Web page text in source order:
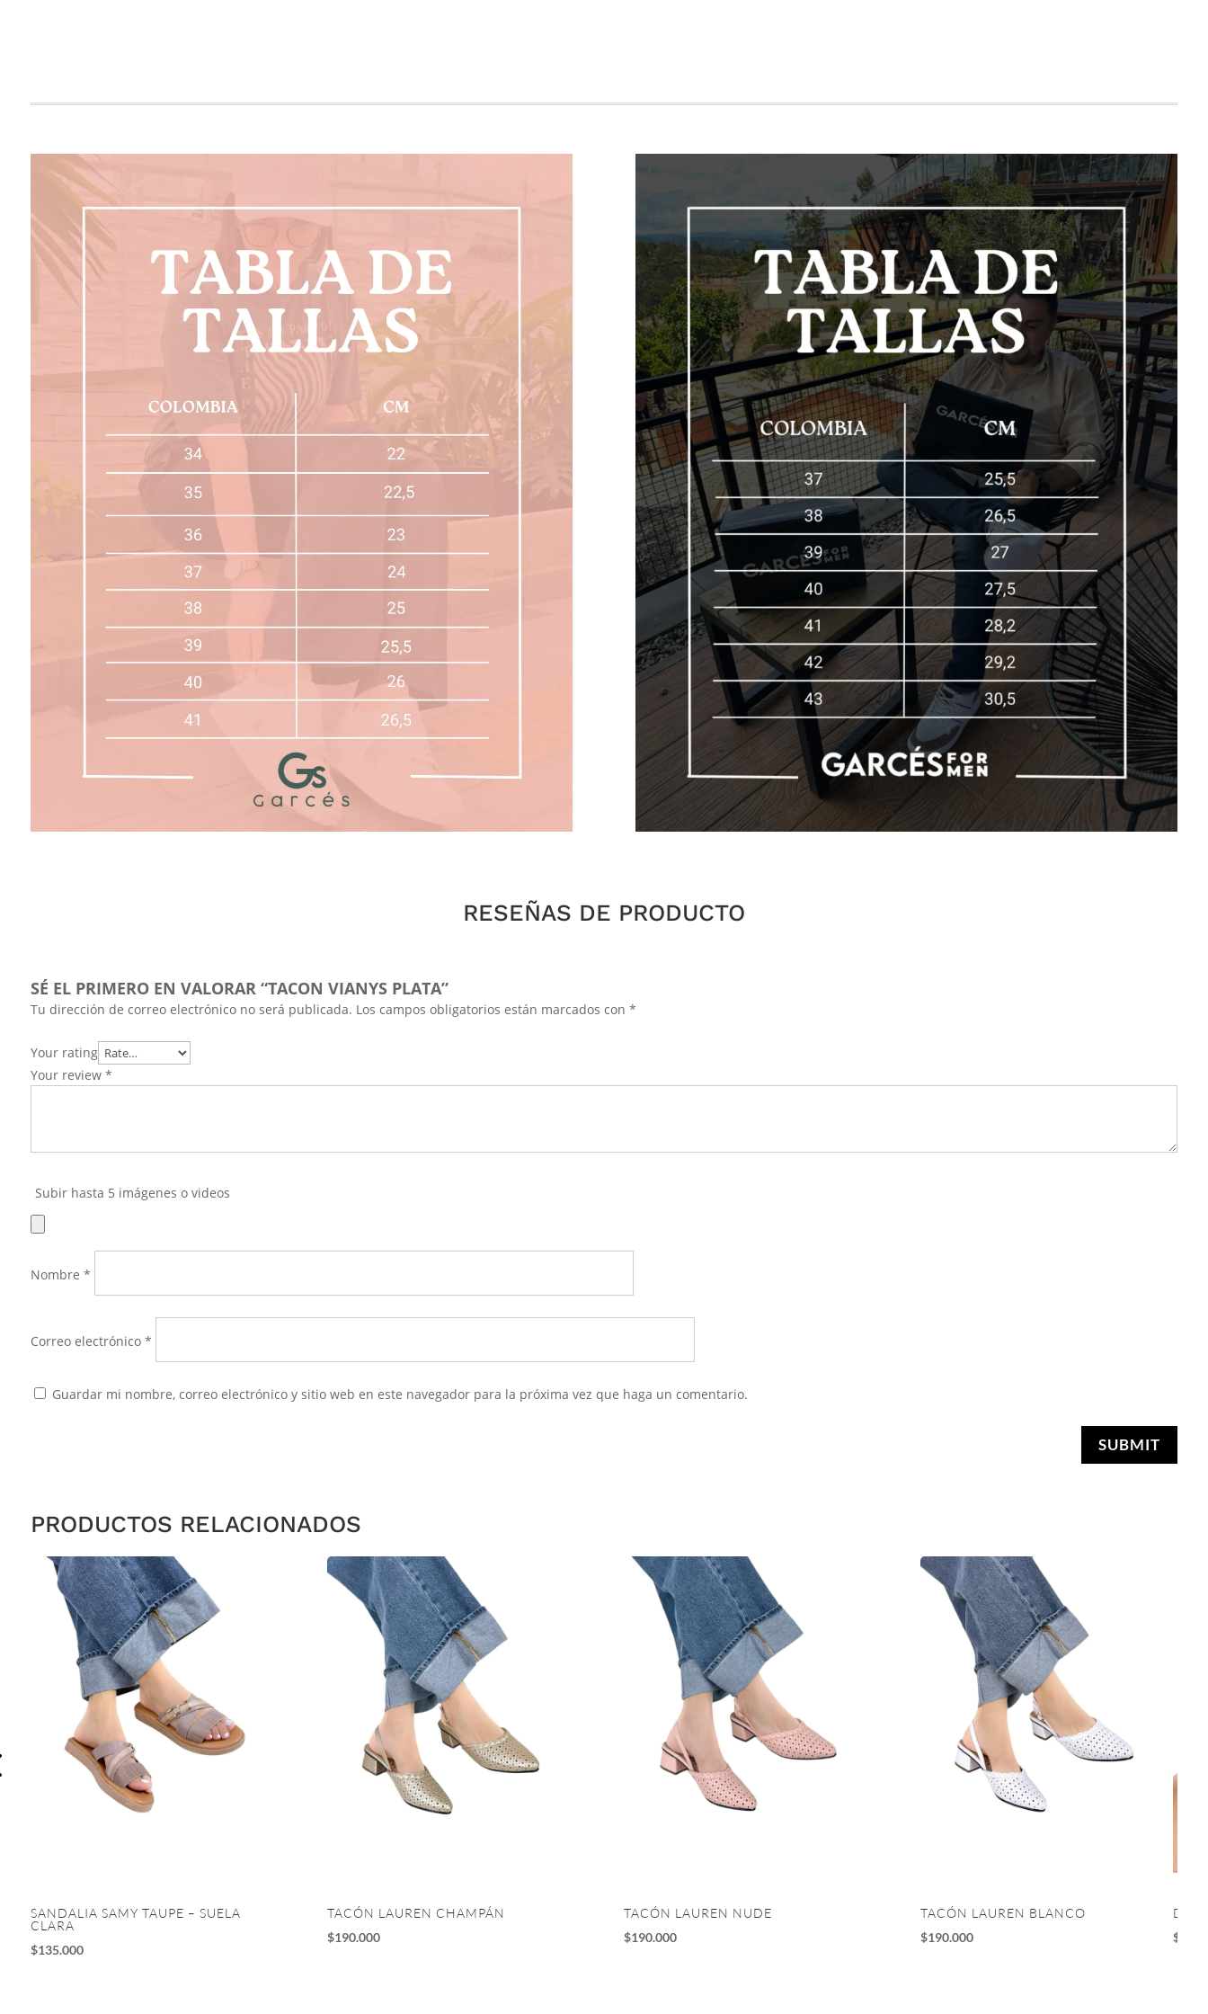
RESEÑAS DE PRODUCTO
SÉ EL PRIMERO EN VALORAR “TACON VIANYS PLATA”
Tu dirección de correo electrónico no será publicada. Los campos obligatorios están marcados con *
Your rating
Your review *
Subir hasta 5 imágenes o videos
Nombre *
Correo electrónico *
Guardar mi nombre, correo electrónico y sitio web en este navegador para la próxima vez que haga un comentario.
SUBMIT
PRODUCTOS RELACIONADOS
SANDALIA SAMY TAUPE – SUELA
CLARA
$135.000
TACÓN LAUREN CHAMPÁN
$190.000
TACÓN LAUREN NUDE
$190.000
TACÓN LAUREN BLANCO
$190.000
$